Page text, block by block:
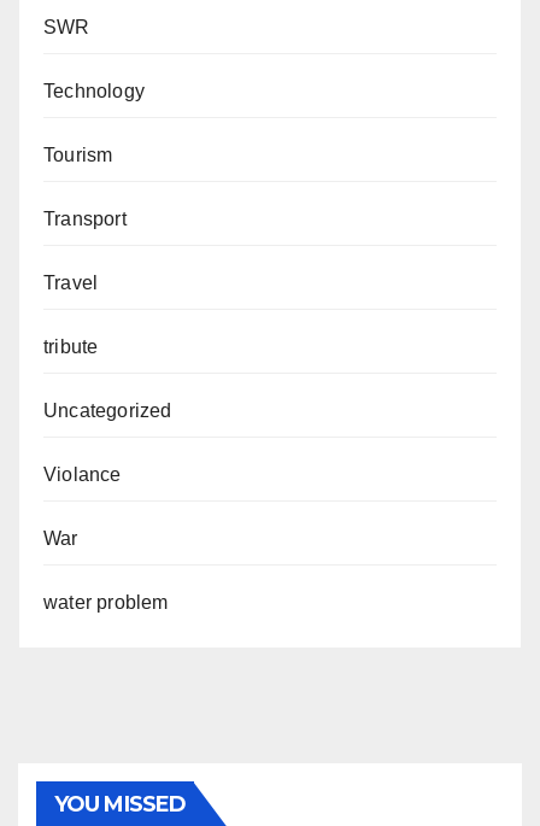
SWR
Technology
Tourism
Transport
Travel
tribute
Uncategorized
Violance
War
water problem
YOU MISSED